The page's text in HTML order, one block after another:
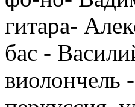
гитара-
бас -
виолончель